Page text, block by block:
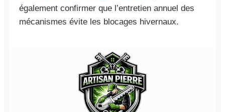
également confirmer que l’entretien annuel des
mécanismes évite les blocages hivernaux.